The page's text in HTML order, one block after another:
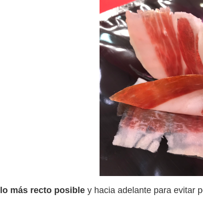
lo más recto posible y hacia adelante para evitar